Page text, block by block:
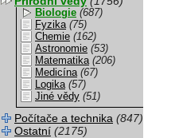
Biologie (687)
Fyzika (75)
Chemie (162)
Astronomie (53)
Matematika (206)
Medicína (67)
Logika (57)
Jiné vědy (51)
Počítače a technika (847)
Ostatní (2175)